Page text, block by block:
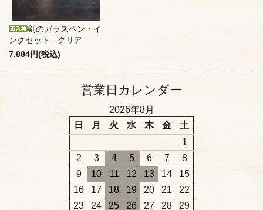
剣のガラスペン・イ
ンクセット - クリア
7,884円(税込)
営業日カレンダー
2026年8月
日
月 火 水 木 金
土
1
2
3 4 5 6 7
8
9
10 11 12 13 14
15
16
17 18 19 20 21
22
23
24 25 26 27 28
29